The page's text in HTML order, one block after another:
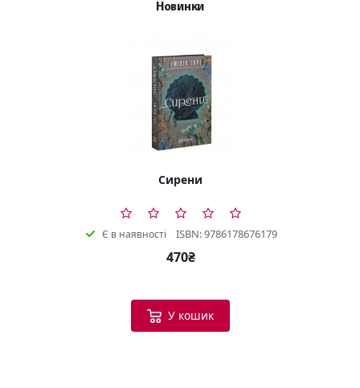
Новинки
Сирени
Є в наявності ISBN: 9786178676179
470₴
У кошик